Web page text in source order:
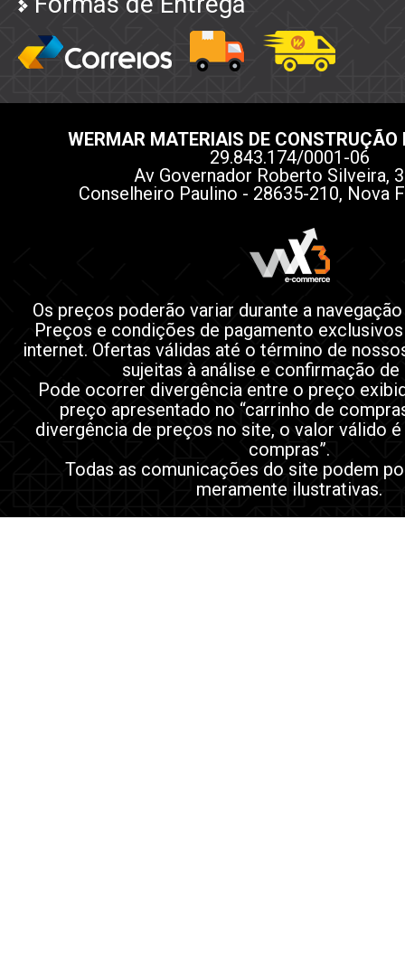
WERMAR MATERIAIS DE CONSTRUÇÃO
29.843.174/0001-06
Av Governador Roberto Silveira,
Conselheiro Paulino - 28635-210, Nova
Os preços poderão variar durante a
Preços e condições de pagamento
internet. Ofertas válidas até o término de
sujeitas à análise e confirmação de
Pode ocorrer divergência entre o preço
preço apresentado no “carrinho de
divergência de preços no site, o valor válido é
compras”.
Todas as comunicações do site podem
meramente ilustrativas.